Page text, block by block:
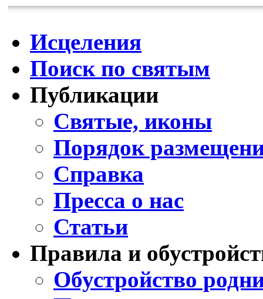
Исцеления
Поиск по святым
Публикации
Святые, иконы
Порядок
Справка
Пресса о нас
Статьи
Правила и
Обустройство